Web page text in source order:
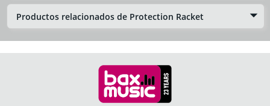
Productos relacionados de Protection Racket